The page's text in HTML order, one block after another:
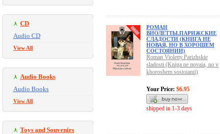
CD
Audio CD
View All
Audio Books
Audio Books
View All
Toys and Souvenirs
РОМАН
ВИОЛЕТТЫ.ПАРИЖСКИЕ
СЛАДОСТИ (КНИГА НЕ
НОВАЯ, НО В ХОРОШЕМ
СОСТОЯНИИ)
Roman Violetty.Parizhskie
sladosti (Kniga ne novaia, no v
khoroshem sostoianii)
Your Price: $6.95
shipped in 1-3 days